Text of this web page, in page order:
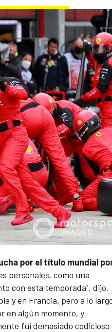
por el título mundial
personales, como una
con esta temporada", dijo.
y en Francia, pero a lo
en algún momento, y
fui demasiado codicioso